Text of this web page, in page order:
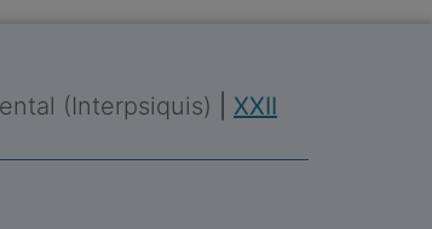
(Interpsiquis)
XXII